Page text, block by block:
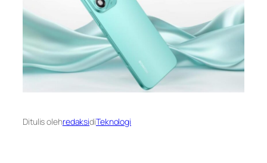
Ditulis olehredaksidiTeknologi